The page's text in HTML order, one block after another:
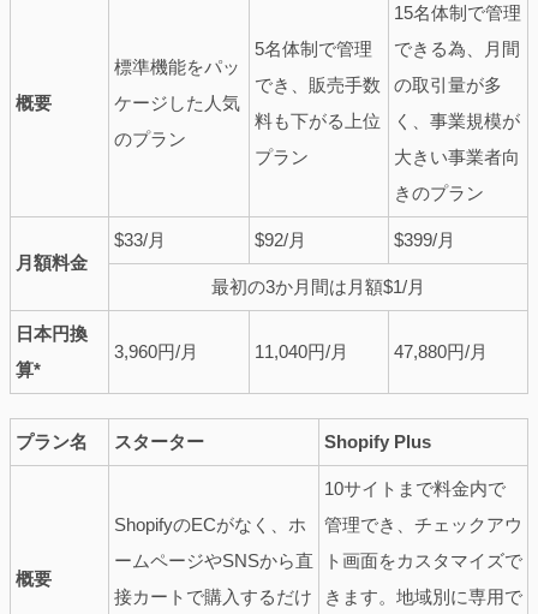
概要
標準機能をパッ
ケージした人気
のプラン
5名体制で管理
でき、販売手数
料も下がる上位
プラン
15名体制で管理
できる為、月間
の取引量が多
く、事業規模が
大きい事業者向
きのプラン
月額料金
$33/月 $92/月 $399/月
最初の3か月間は月額$1/月
日本円換
算*
3,960円/月 11,040円/月 47,880円/月
プラン名 スターター Shopify Plus
概要
ShopifyのECがなく、ホ
ームページやSNSから直
接カートで購入するだけ
10サイトまで料金内で
管理でき、チェックアウ
ト画面をカスタマイズで
きます。地域別に専用で